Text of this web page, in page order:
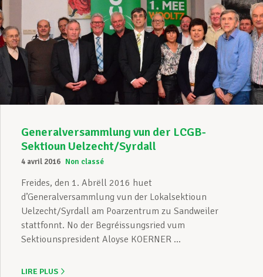
Generalversammlung vun der LCGB-
Sektioun Uelzecht/Syrdall
4 avril 2016 Non classé
Freides, den 1. Abrëll 2016 huet
d’Generalversammlung vun der Lokalsektioun
Uelzecht/Syrdall am Poarzentrum zu Sandweiler
stattfonnt. No der Begréissungsried vum
Sektiounspresident Aloyse KOERNER ...
LIRE PLUS